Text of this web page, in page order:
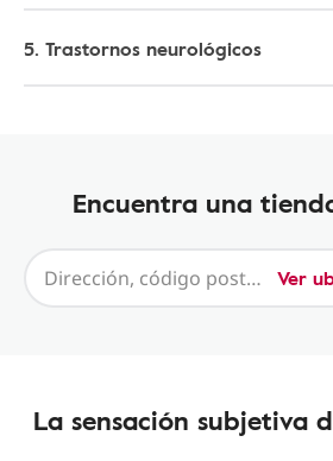
5. Trastornos neurológicos
Encuentra una
Ver
La sensación subjetiva